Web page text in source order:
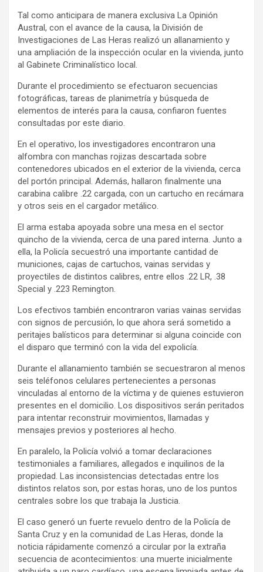
Tal como anticipara de manera exclusiva La Opinión
Austral, con el avance de la causa, la División de
Investigaciones de Las Heras realizó un allanamiento y
una ampliación de la inspección ocular en la vivienda, junto
al Gabinete Criminalístico local.
Durante el procedimiento se efectuaron secuencias
fotográficas, tareas de planimetría y búsqueda de
elementos de interés para la causa, confiaron fuentes
consultadas por este diario.
En el operativo, los investigadores encontraron una
alfombra con manchas rojizas descartada sobre
contenedores ubicados en el exterior de la vivienda, cerca
del portón principal. Además, hallaron finalmente una
carabina calibre .22 cargada, con un cartucho en recámara
y otros seis en el cargador metálico.
El arma estaba apoyada sobre una mesa en el sector
quincho de la vivienda, cerca de una pared interna. Junto a
ella, la Policía secuestró una importante cantidad de
municiones, cajas de cartuchos, vainas servidas y
proyectiles de distintos calibres, entre ellos .22 LR, .38
Special y .223 Remington.
Los efectivos también encontraron varias vainas servidas
con signos de percusión, lo que ahora será sometido a
peritajes balísticos para determinar si alguna coincide con
el disparo que terminó con la vida del expolicía.
Durante el allanamiento también se secuestraron al menos
seis teléfonos celulares pertenecientes a personas
vinculadas al entorno de la víctima y de quienes estuvieron
presentes en el domicilio. Los dispositivos serán peritados
para intentar reconstruir movimientos, llamadas y
mensajes previos y posteriores al hecho.
En paralelo, la Policía volvió a tomar declaraciones
testimoniales a familiares, allegados e inquilinos de la
propiedad. Las inconsistencias detectadas entre los
distintos relatos son, por estas horas, uno de los puntos
centrales sobre los que trabaja la Justicia.
El caso generó un fuerte revuelo dentro de la Policía de
Santa Cruz y en la comunidad de Las Heras, donde la
noticia rápidamente comenzó a circular por la extraña
secuencia de acontecimientos: una muerte inicialmente